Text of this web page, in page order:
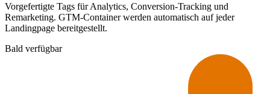
Vorgefertigte Tags für Analytics, Conversion-Tracking und
Remarketing. GTM-Container werden automatisch auf jeder
Landingpage bereitgestellt.
Bald verfügbar